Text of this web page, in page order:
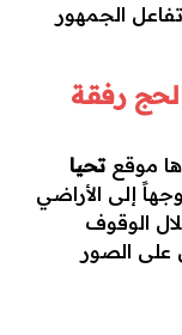
الجمهور
رفقة
موقعتحيا
إلى الأراضي
الوقوف
على الصور